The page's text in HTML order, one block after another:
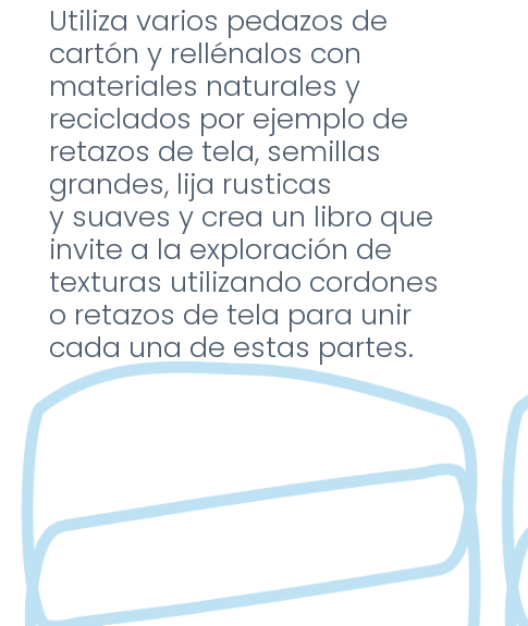
Utiliza varios pedazos de
cartón y rellénalos con
materiales naturales y
reciclados por ejemplo de
retazos de tela, semillas
grandes, lija rusticas
y suaves y crea un libro que
invite a la exploración de
texturas utilizando cordones
o retazos de tela para unir
cada una de estas partes.